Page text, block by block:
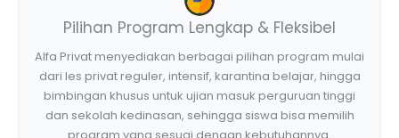
Pilihan Program Lengkap & Fleksibel
Alfa Privat menyediakan berbagai pilihan program mulai
dari les privat reguler, intensif, karantina belajar, hingga
bimbingan khusus untuk ujian masuk perguruan tinggi
dan sekolah kedinasan, sehingga siswa bisa memilih